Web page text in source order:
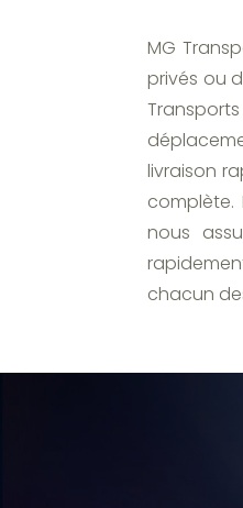
MG
privés ou
livraison
nous
chacun